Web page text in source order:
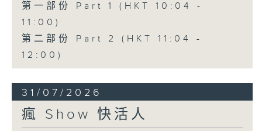
第一部份 Part 1 (HKT 10:04 -
11:00)
第二部份 Part 2 (HKT 11:04 -
12:00)
31/07/2026
瘋 Show 快活人